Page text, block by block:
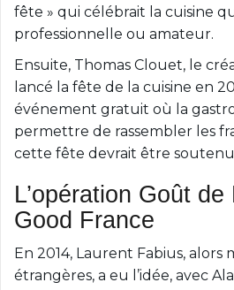
fête » qui célébrait la cuisine
professionnelle ou amateur.
Ensuite, Thomas Clouet, le
lancé la fête de la cuisine en
événement gratuit où la
permettre de rassembler les
cette fête devrait être soutenu
L’opération Goût
Good France
En 2014, Laurent Fabius, alors
étrangères, a eu l’idée, avec